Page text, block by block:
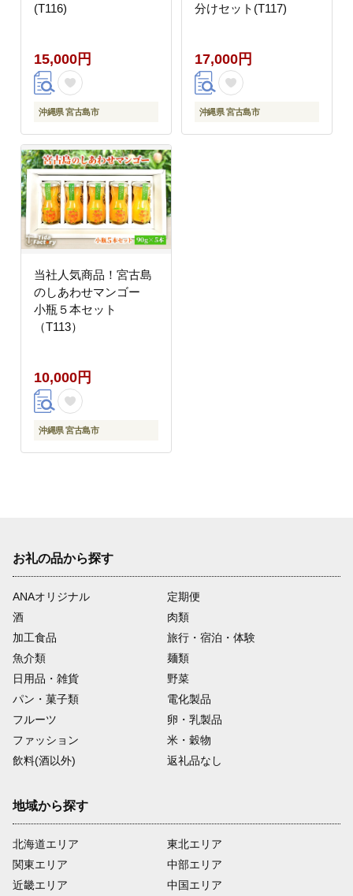
(T116)
15,000円
沖縄県 宮古島市
分けセット(T117)
17,000円
沖縄県 宮古島市
当社人気商品！宮古島
のしあわせマンゴー
小瓶５本セット
（T113）
10,000円
沖縄県 宮古島市
お礼の品から探す
ANAオリジナル
定期便
酒
肉類
加工食品
旅行・宿泊・体験
魚介類
麺類
日用品・雑貨
野菜
パン・菓子類
電化製品
フルーツ
卵・乳製品
ファッション
米・穀物
飲料(酒以外)
返礼品なし
地域から探す
北海道エリア
関東エリア
近畿エリア
東北エリア
中部エリア
中国エリア